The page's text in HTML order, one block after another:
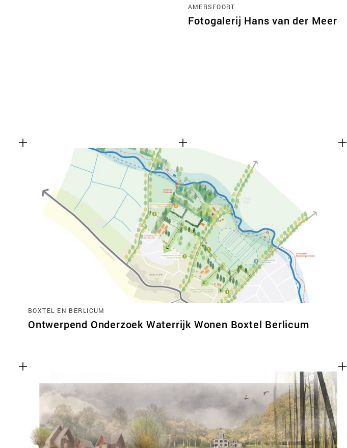
AMERSFOORT
Fotogalerij Hans van der Meer
BOXTEL EN BERLICUM
Ontwerpend Onderzoek Waterrijk Wonen Boxtel Berlicum